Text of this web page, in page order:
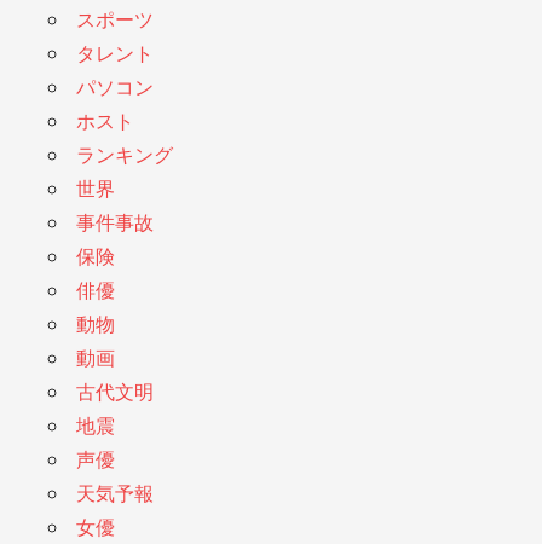
スポーツ
タレント
パソコン
ホスト
ランキング
世界
事件事故
保険
俳優
動物
動画
古代文明
地震
声優
天気予報
女優